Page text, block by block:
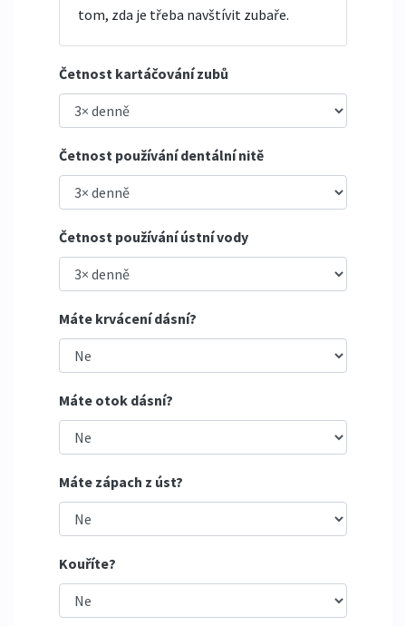
tom, zda je třeba navštívit zubaře.
Četnost kartáčování zubů
Četnost používání dentální nitě
Četnost používání ústní vody
Máte krvácení dásní?
Máte otok dásní?
Máte zápach z úst?
Kouříte?